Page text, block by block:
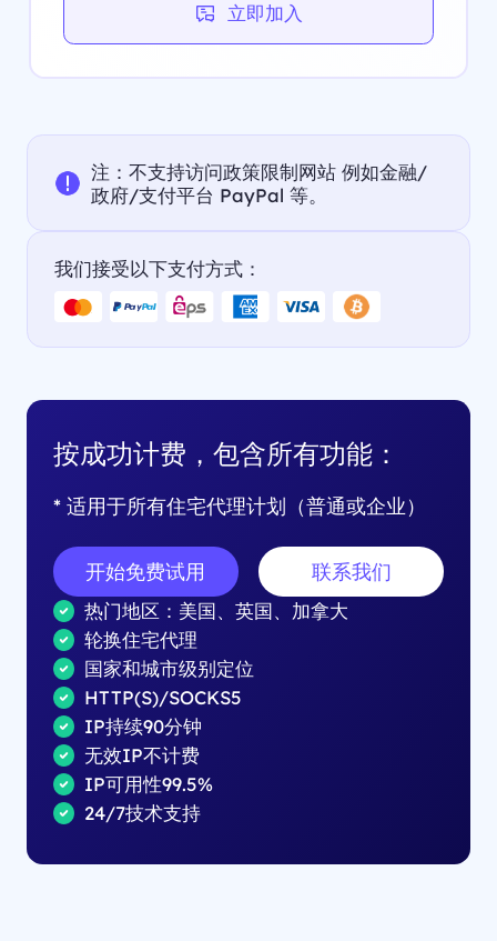
立即加入
注：不支持访问政策限制网站 例如金融/
政府/支付平台 PayPal 等。
我们接受以下支付方式：
按成功计费，包含所有功能：
* 适用于所有住宅代理计划（普通或企业）
开始免费试用 联系我们
热门地区：美国、英国、加拿大
轮换住宅代理
国家和城市级别定位
HTTP(S)/SOCKS5
IP持续90分钟
无效IP不计费
IP可用性99.5%
24/7技术支持